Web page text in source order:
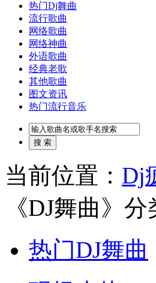
热门Dj舞曲
流行歌曲
网络歌曲
网络神曲
外语歌曲
经典老歌
其他歌曲
图文资讯
热门流行音乐
当前位置： Dj
《DJ舞曲》
热门DJ舞曲